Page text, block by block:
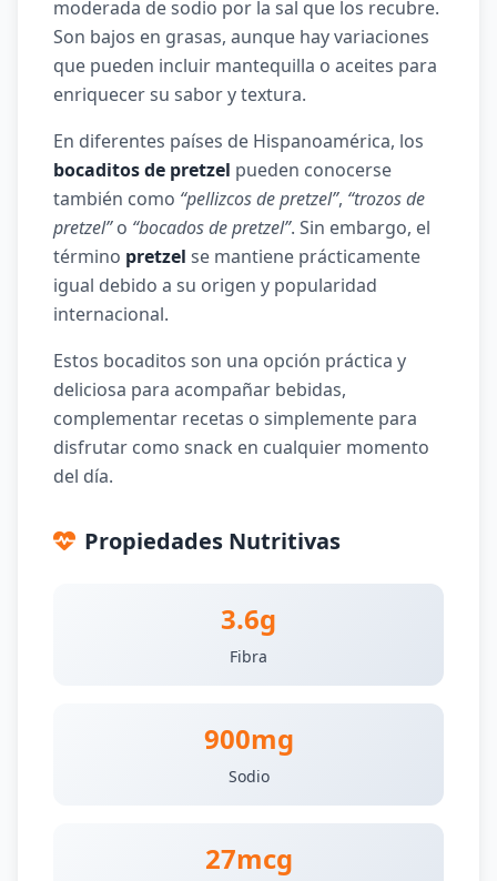
moderada de sodio por la sal que los recubre.
Son bajos en grasas, aunque hay variaciones
que pueden incluir mantequilla o aceites para
enriquecer su sabor y textura.
En diferentes países de Hispanoamérica, los
bocaditos de pretzel pueden conocerse
también como “pellizcos de pretzel”, “trozos de
pretzel”o “bocados de pretzel”. Sin embargo, el
término pretzel se mantiene prácticamente
igual debido a su origen y popularidad
internacional.
Estos bocaditos son una opción práctica y
deliciosa para acompañar bebidas,
complementar recetas o simplemente para
disfrutar como snack en cualquier momento
del día.
Propiedades Nutritivas
3.6g
Fibra
900mg
Sodio
27mcg